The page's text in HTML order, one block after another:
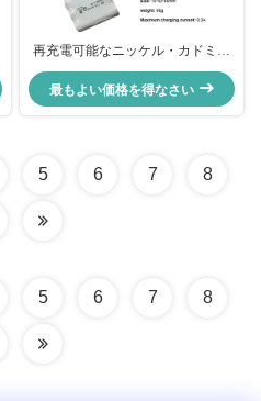
再充電可能なニッケル・カドミウ
ム電池 800mAh 3.6v 600mah Nicd
電池
最もよい価格を得なさい
5 6 7 8
5 6 7 8